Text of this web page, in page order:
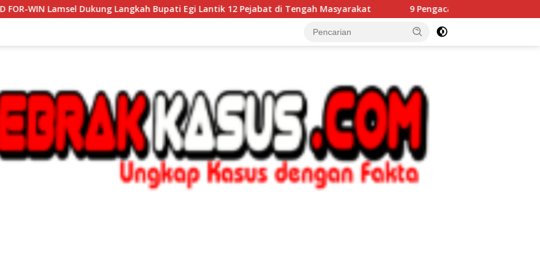
Langkah Bupati Egi Lantik 12 Pejabat di Tengah Masyarakat 9 Pengacara Dampingi Korban, Minta Penahanan